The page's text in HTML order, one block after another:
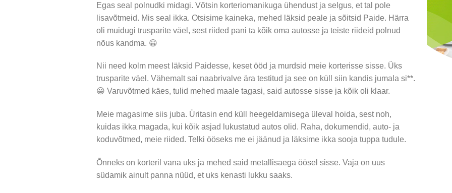
Egas seal polnudki midagi. Võtsin korteriomanikuga ühendust ja selgus, et tal pole
lisavõtmeid. Mis seal ikka. Otsisime kaineka, mehed läksid peale ja sõitsid Paide. Härra
oli muidugi trusparite väel, sest riided pani ta kõik oma autosse ja teiste riideid polnud
nõus kandma. 😀
Nii need kolm meest läksid Paidesse, keset ööd ja murdsid meie korterisse sisse. Üks
trusparite väel. Vähemalt sai naabrivalve ära testitud ja see on küll siin kandis jumala si**.
😀 Varuvõtmed käes, tulid mehed maale tagasi, said autosse sisse ja kõik oli klaar.
Meie magasime siis juba. Üritasin end küll heegeldamisega üleval hoida, sest noh,
kuidas ikka magada, kui kõik asjad lukustatud autos olid. Raha, dokumendid, auto- ja
koduvõtmed, meie riided. Telki ööseks me ei jäänud ja läksime ikka sooja tuppa tudule.
Õnneks on korteril vana uks ja mehed said metallisaega öösel sisse. Vaja on uus
südamik ainult panna nüüd, et uks kenasti lukku saaks.